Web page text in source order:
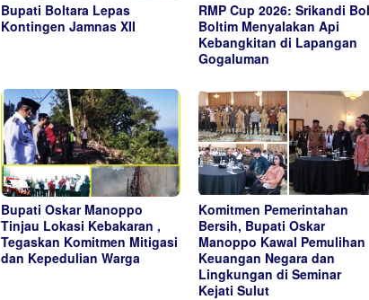
Bupati Boltara Lepas
Kontingen Jamnas XII
RMP Cup 2026: Srikandi
Boltim Menyalakan Api
Kebangkitan di Lapangan
Gogaluman
Bupati Oskar Manoppo
Tinjau Lokasi Kebakaran ,
Tegaskan Komitmen Mitigasi
dan Kepedulian Warga
Komitmen Pemerintahan
Bersih, Bupati Oskar
Manoppo Kawal Pemulihan
Keuangan Negara dan
Lingkungan di Seminar
Kejati Sulut